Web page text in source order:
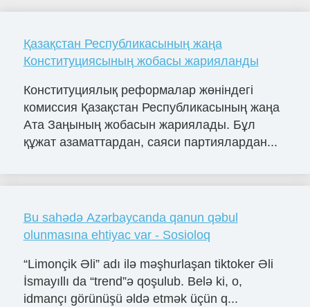
Қазақстан Республикасының жаңа
Конституциясының жобасы жарияланды
Конституциялық реформалар жөніндегі
комиссия Қазақстан Республикасының жаңа
Ата Заңының жобасын жариялады. Бұл
құжат азаматтардан, саяси партиялардан...
Bu sahədə Azərbaycanda qanun qəbul
olunmasına ehtiyac var - Sosioloq
“Limonçik Əli” adı ilə məşhurlaşan tiktoker Əli
İsmayıllı da “trend”ə qoşulub. Belə ki, o,
idmançı görünüşü əldə etmək üçün q...